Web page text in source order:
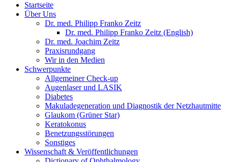
Startseite
Über Uns
Dr. med. Philipp Franko Zeitz
Dr. med. Philipp Franko Zeitz (English)
Dr. med. Joachim Zeitz
Praxisrundgang
Wir in den Medien
Schwerpunkte
Allgemeiner Check-up
Augenlaser und LASIK
Diabetes
Makuladegeneration und Diagnostik der Netzhautmitte
Glaukom (Grüner Star)
Keratokonus
Benetzungsstörungen
Sonstiges
Wissenschaft & Veröffentlichungen